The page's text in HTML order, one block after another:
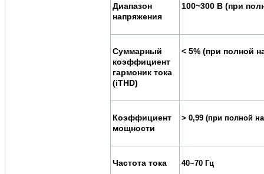
Диапазон
напряжения
100~300 В (при
Суммарный
коэффициент
гармоник тока
(iTHD)
< 5% (при полной
Коэффициент
мощности
> 0,99 (при полной
Частота тока 40~70 Гц